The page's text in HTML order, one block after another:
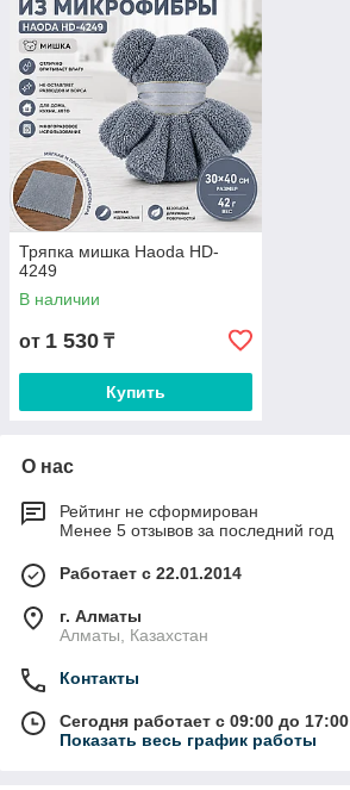
Тряпка мишка Haoda HD-
4249
В наличии
от 1 530 ₸
Купить
О нас
Рейтинг не сформирован
Менее 5 отзывов за последний год
Работает с 22.01.2014
г. Алматы
Алматы, Казахстан
Контакты
Сегодня работает с 09:00 до 17:00
Показать весь график работы